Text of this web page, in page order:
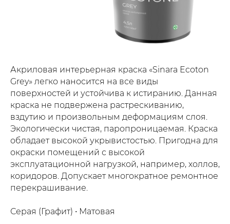
Акриловая интерьерная краска «Sinara Ecoton
Grey» легко наносится на все виды
поверхностей и устойчива к истиранию. Данная
краска не подвержена растрескиванию,
вздутию и произвольным деформациям слоя.
Экологически чистая, паропроницаемая. Краска
обладает высокой укрывистостью. Пригодна для
окраски помещений с высокой
эксплуатационной нагрузкой, например, холлов,
коридоров. Допускает многократное ремонтное
перекрашивание.
Серая (Графит) • Матовая